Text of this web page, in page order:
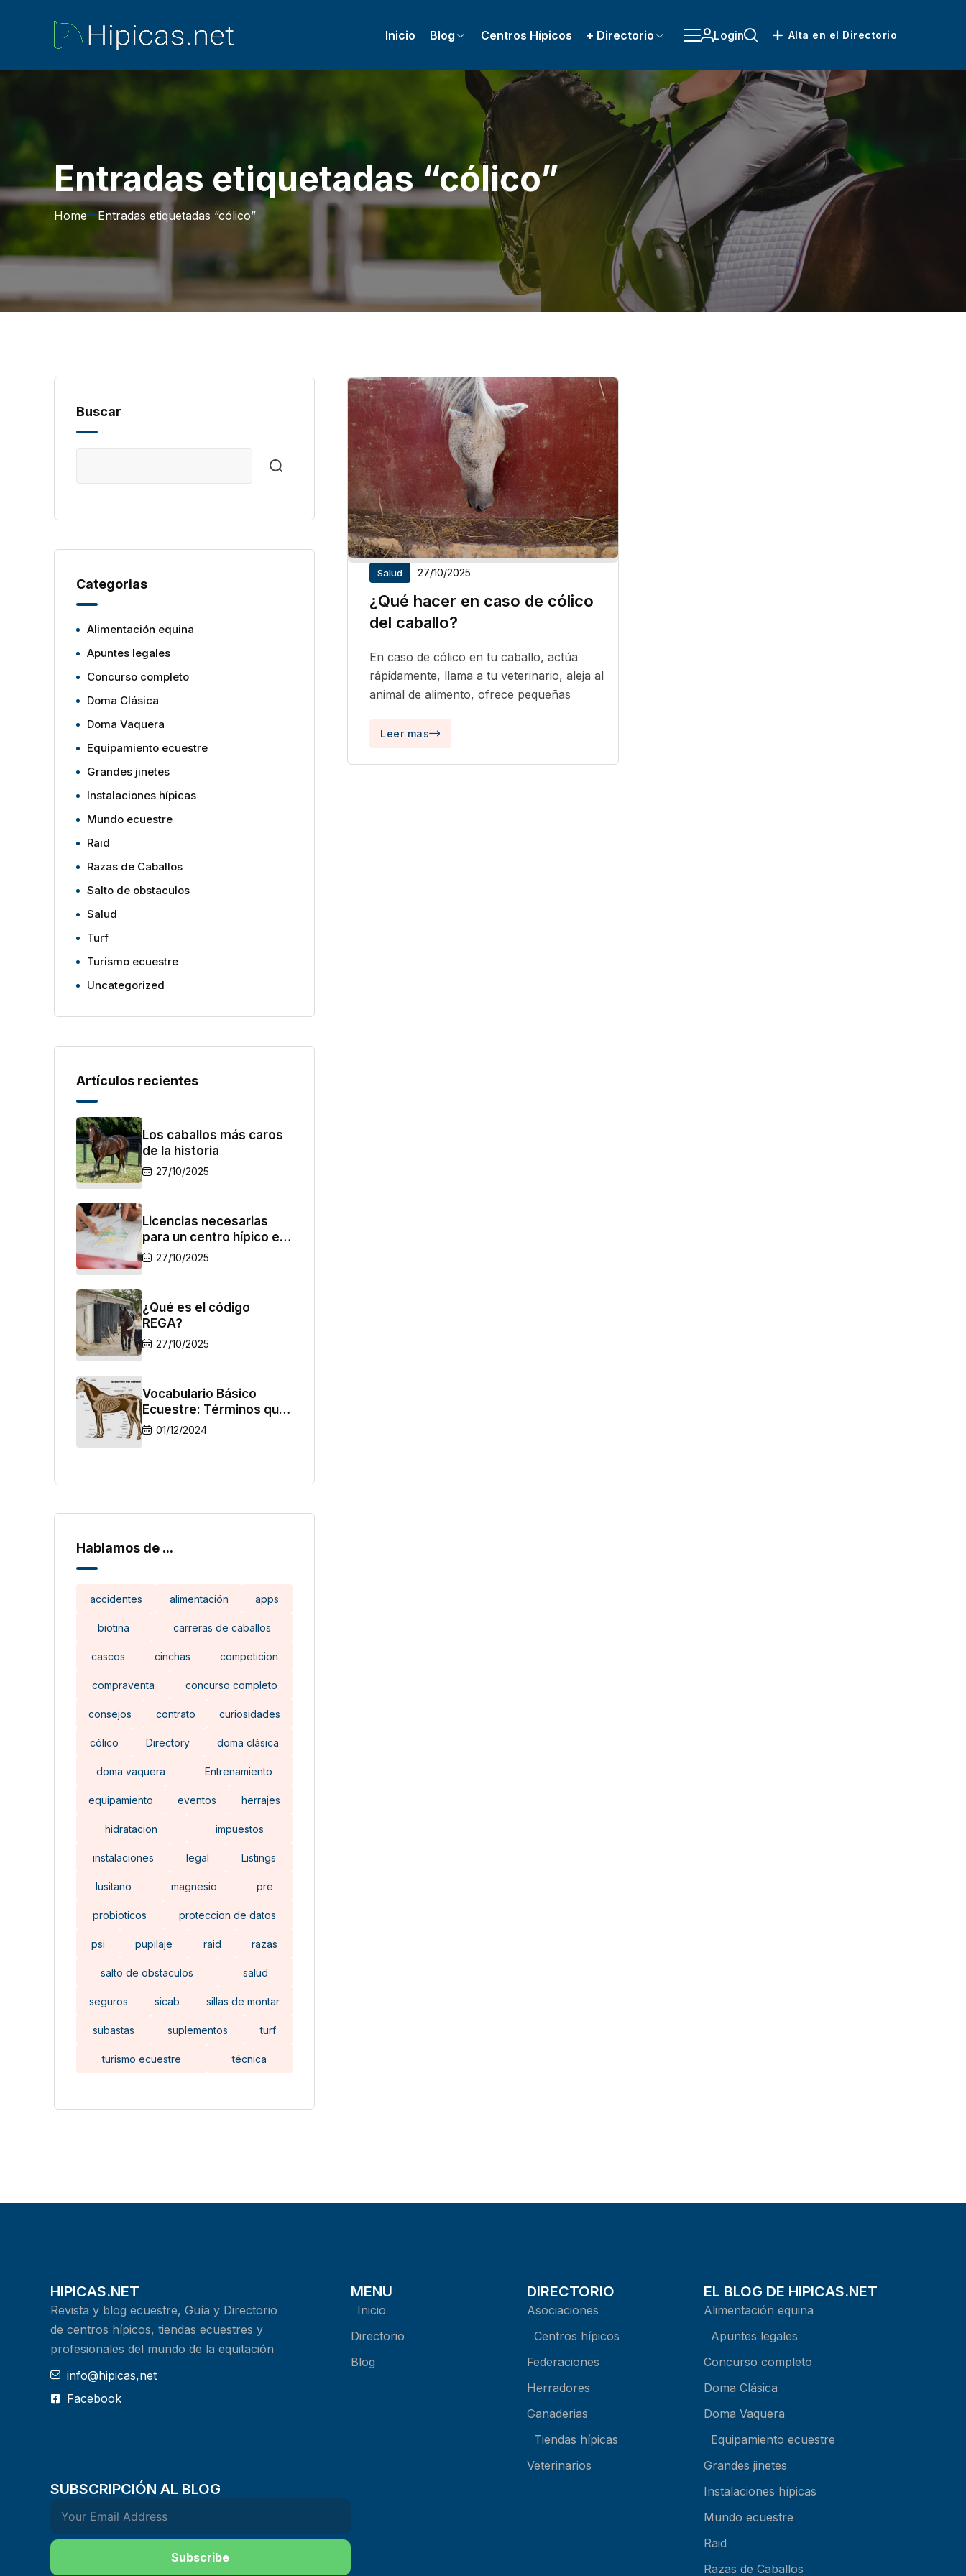
Inicio Blog Centros Hípicos + Directorio Login Alta en el Directorio
Entradas etiquetadas “cólico”
Home Entradas etiquetadas “cólico”
Salud 27/10/2025
¿Qué hacer en caso de cólico
del caballo?
En caso de cólico en tu caballo, actúa
rápidamente, llama a tu veterinario, aleja al
animal de alimento, ofrece pequeñas
Leer mas
Buscar
Categorias
Alimentación equina
Apuntes legales
Concurso completo
Doma Clásica
Doma Vaquera
Equipamiento ecuestre
Grandes jinetes
Instalaciones hípicas
Mundo ecuestre
Raid
Razas de Caballos
Salto de obstaculos
Salud
Turf
Turismo ecuestre
Uncategorized
Artículos recientes
Los caballos más caros
de la historia
27/10/2025
Licencias necesarias
para un centro hípico en
España
27/10/2025
¿Qué es el código
REGA?
27/10/2025
Vocabulario Básico
Ecuestre: Términos que
Todo Jinete Debe
01/12/2024
Hablamos de ...
accidentes alimentación apps
biotina carreras de caballos
cascos cinchas competicion
compraventa concurso completo
consejos contrato curiosidades
cólico Directory doma clásica
doma vaquera Entrenamiento
equipamiento eventos herrajes
hidratacion impuestos
instalaciones legal Listings
lusitano magnesio pre
probioticos proteccion de datos
psi pupilaje raid razas
salto de obstaculos salud
seguros sicab sillas de montar
subastas suplementos turf
turismo ecuestre técnica
HIPICAS.NET
Revista y blog ecuestre, Guía y Directorio
de centros hípicos, tiendas ecuestres y
profesionales del mundo de la equitación
info@hipicas,net
Facebook
SUBSCRIPCIÓN AL BLOG
Subscribe
MENU
Inicio
Directorio
Blog
DIRECTORIO
Asociaciones
Centros hípicos
Federaciones
Herradores
Ganaderias
Tiendas hípicas
Veterinarios
EL BLOG DE HIPICAS.NET
Alimentación equina
Apuntes legales
Concurso completo
Doma Clásica
Doma Vaquera
Equipamiento ecuestre
Grandes jinetes
Instalaciones hípicas
Mundo ecuestre
Raid
Razas de Caballos